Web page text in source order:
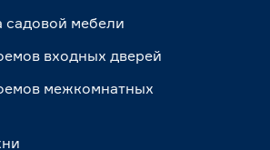
садовой мебели
входных дверей
межкомнатных